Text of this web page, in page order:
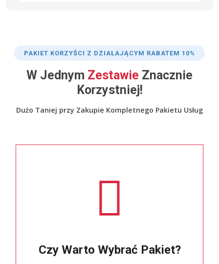
PAKIET KORZYŚCI Z DZIAŁAJĄCYM RABATEM 10%
W Jednym Zestawie Znacznie
Korzystniej!
Dużo Taniej przy Zakupie Kompletnego Pakietu Usług
Czy Warto Wybrać Pakiet?